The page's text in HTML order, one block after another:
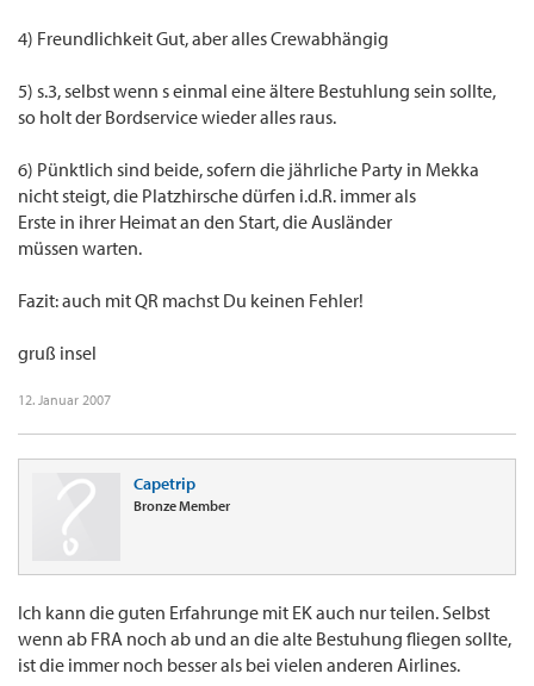
4) Freundlichkeit Gut, aber alles Crewabhängig
5) s.3, selbst wenn s einmal eine ältere Bestuhlung sein sollte,
so holt der Bordservice wieder alles raus.
6) Pünktlich sind beide, sofern die jährliche Party in Mekka
nicht steigt, die Platzhirsche dürfen i.d.R. immer als
Erste in ihrer Heimat an den Start, die Ausländer
müssen warten.
Fazit: auch mit QR machst Du keinen Fehler!
gruß insel
12. Januar 2007
Capetrip
Bronze Member
Ich kann die guten Erfahrunge mit EK auch nur teilen. Selbst
wenn ab FRA noch ab und an die alte Bestuhung fliegen sollte,
ist die immer noch besser als bei vielen anderen Airlines.